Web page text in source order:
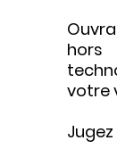
hors
votre